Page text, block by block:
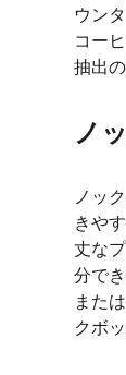
ウン
コー
抽出
ノ
ノッ
きや
丈な
分で
また
クボ